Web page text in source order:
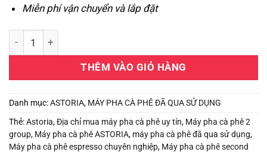
Miễn phí vận chuyển và lắp đặt
THÊM VÀO GIỎ HÀNG
Danh mục:ASTORIA, MÁY PHA CÀ PHÊ ĐÃ QUA SỬ DỤNG
Thẻ:Astoria,Địa chỉ mua máy pha cà phê uy tín, Máy pha cà phê 2
group, Máy pha cà phê ASTORIA, máy pha cà phê đã qua sử dụng,
Máy pha cà phê espresso chuyên nghiệp, Máy pha cà phê second